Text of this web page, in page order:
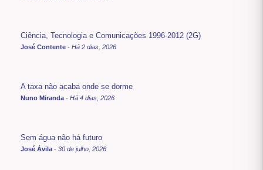
Ciência, Tecnologia e Comunicações 1996-2012 (2G)
José Contente - Há 2 dias, 2026
A taxa não acaba onde se dorme
Nuno Miranda - Há 4 dias, 2026
Sem água não há futuro
José Ávila - 30 de julho, 2026